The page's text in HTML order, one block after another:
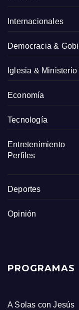
Internacionales
Democracia &
Iglesia & Ministerio
Economía
Tecnología
Entretenimiento
Perfiles
Deportes
Opinión
PROGRAMAS
A Solas con Jesús